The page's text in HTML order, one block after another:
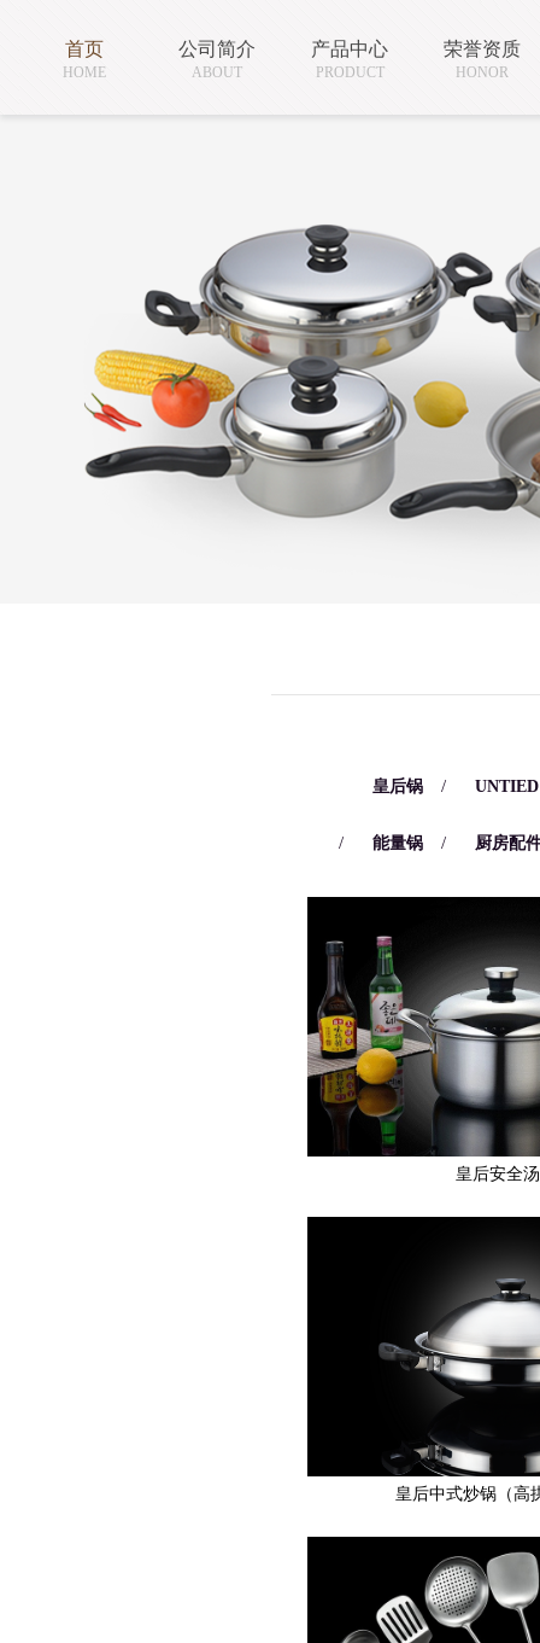
首页
HOME
公司简介
ABOUT
产品中心
PRODUCT
荣誉资质
HONOR
皇后锅 /
/ 能量锅 / 厨房配
皇后安全
皇后中式炒锅（高